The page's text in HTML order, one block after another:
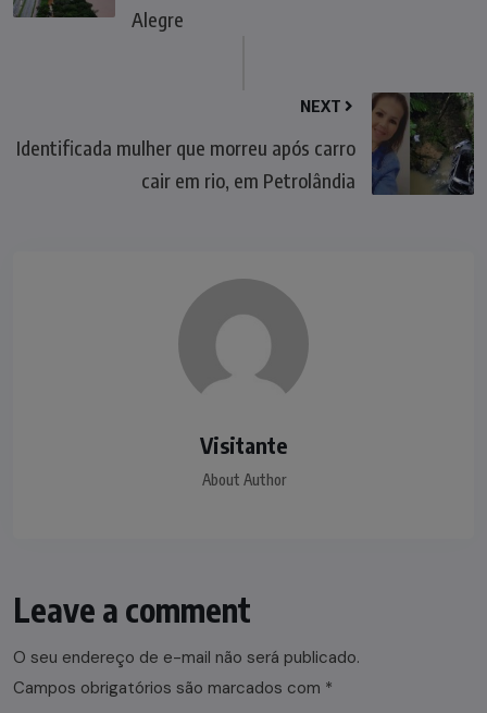
Alegre
NEXT
Identificada mulher que morreu após carro
cair em rio, em Petrolândia
Visitante
About Author
Leave a comment
O seu endereço de e-mail não será publicado.
Campos obrigatórios são marcados com *